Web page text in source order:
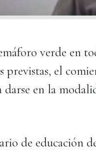
verde en
previstas, el
en la
de educación